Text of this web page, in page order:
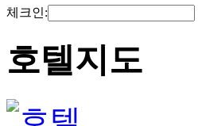
체크인:
호텔지도